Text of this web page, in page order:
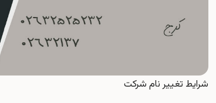
شرایط تغییر نام شرکت